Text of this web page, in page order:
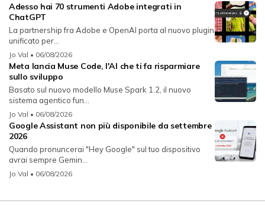
Adesso hai 70 strumenti Adobe integrati in
ChatGPT
La partnership fra Adobe e OpenAI porta al nuovo plugin
unificato per...
Jo Val • 06/08/2026
Meta lancia Muse Code, l'AI che ti fa risparmiare
sullo sviluppo
Basato sul nuovo modello Muse Spark 1.2, il nuovo
sistema agentico fun...
Jo Val • 06/08/2026
Google Assistant non più disponibile da settembre
2026
Quando pronuncerai "Hey Google" sul tuo dispositivo
avrai sempre Gemin...
Jo Val • 06/08/2026